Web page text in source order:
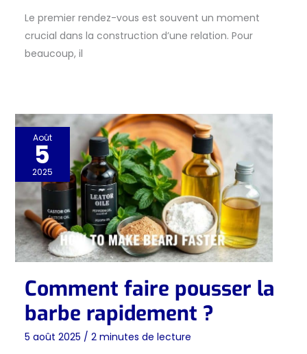
Le premier rendez-vous est souvent un moment
crucial dans la construction d’une relation. Pour
beaucoup, il
Août
5
2025
Comment faire pousser la
barbe rapidement ?
5 août 2025 / 2 minutes de lecture